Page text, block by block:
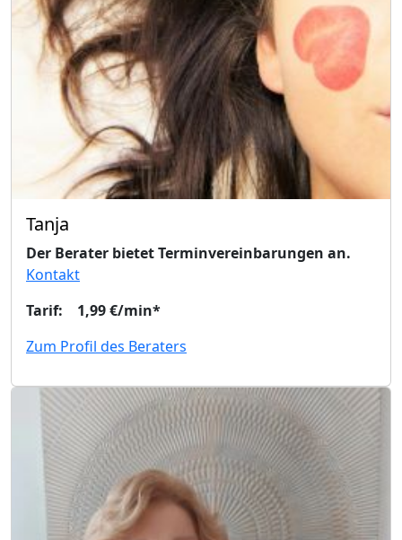
Tanja
Der Berater bietet Terminvereinbarungen an.
Kontakt
Tarif: 1,99 €/min*
Zum Profil des Beraters